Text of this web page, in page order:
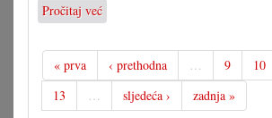
Pročitaj već
Tamburaški
narašćaj
oduševio
publiku
« prva ‹ prethodna … 9 10
13
… sljedeća › zadnja »